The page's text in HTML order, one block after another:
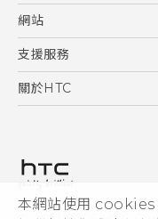
本網站使用 cookies
5G
智能手機
區塊鍊手機
網站
HTC Dev
HTC Research
支援服務
服務中心
關於HTC
私隱政策
產品安全